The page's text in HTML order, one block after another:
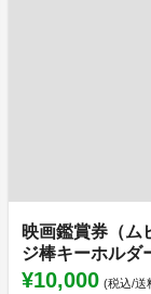
映画鑑賞券（ム
ジ棒キーホルダ
¥10,000 (税込/送